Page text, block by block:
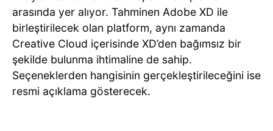
arasında yer alıyor. Tahminen Adobe XD ile
birleştirilecek olan platform, aynı zamanda
Creative Cloud içerisinde XD’den bağımsız bir
şekilde bulunma ihtimaline de sahip.
Seçeneklerden hangisinin gerçekleştirileceğini ise
resmi açıklama gösterecek.